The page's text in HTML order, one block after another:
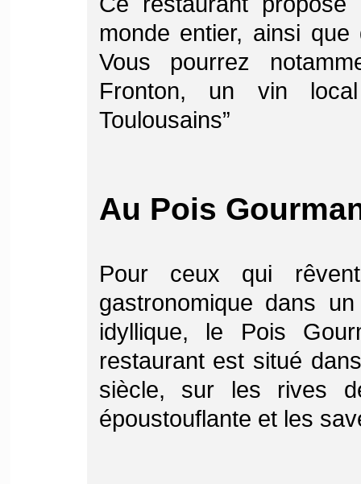
monde entier, ainsi
Vous pourrez
Fronton, un vin
Toulousains”
Au Pois
Pour ceux qui
gastronomique dans
idyllique, le Pois
restaurant est situé
siècle, sur les rives
époustouflante et les